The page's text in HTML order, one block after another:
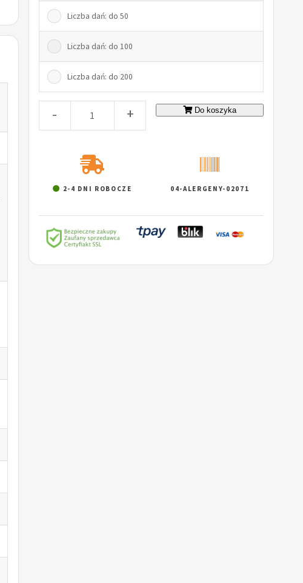
Liczba dań: do 50
Liczba dań: do 100
Liczba dań: do 200
- + Do koszyka
2-4 DNI ROBOCZE 04-ALERGENY-02071